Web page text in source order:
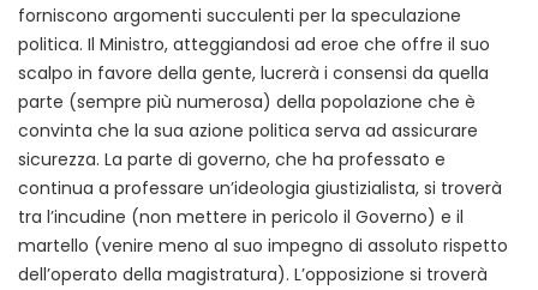
forniscono argomenti succulenti per la speculazione
politica. Il Ministro, atteggiandosi ad eroe che offre il suo
scalpo in favore della gente, lucrerà i consensi da quella
parte (sempre più numerosa) della popolazione che è
convinta che la sua azione politica serva ad assicurare
sicurezza. La parte di governo, che ha professato e
continua a professare un’ideologia giustizialista, si troverà
tra l’incudine (non mettere in pericolo il Governo) e il
martello (venire meno al suo impegno di assoluto rispetto
dell’operato della magistratura). L’opposizione si troverà